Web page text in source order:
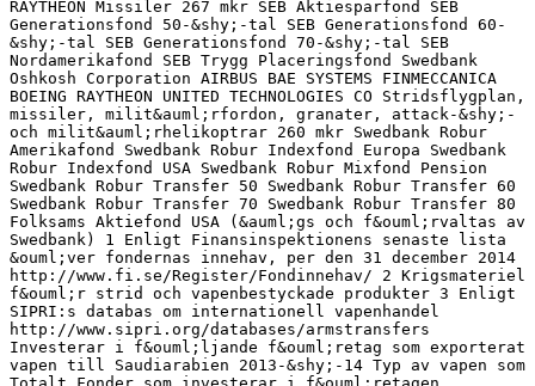
RAYTHEON Missiler 267 mkr SEB Aktiesparfond SEB
Generationsfond 50-&shy;‐tal SEB Generationsfond 60-
&shy;‐tal SEB Generationsfond 70-&shy;‐tal SEB
Nordamerikafond SEB Trygg Placeringsfond Swedbank
Oshkosh Corporation AIRBUS BAE SYSTEMS FINMECCANICA
BOEING RAYTHEON UNITED TECHNOLOGIES CO Stridsflygplan,
missiler, milit&auml;rfordon, granater, attack-&shy;‐
och milit&auml;rhelikoptrar 260 mkr Swedbank Robur
Amerikafond Swedbank Robur Indexfond Europa Swedbank
Robur Indexfond USA Swedbank Robur Mixfond Pension
Swedbank Robur Transfer 50 Swedbank Robur Transfer 60
Swedbank Robur Transfer 70 Swedbank Robur Transfer 80
Folksams Aktiefond USA (&auml;gs och f&ouml;rvaltas av
Swedbank) 1 Enligt Finansinspektionens senaste lista
&ouml;ver fondernas innehav, per den 31 december 2014
http://www.fi.se/Register/Fondinnehav/ 2 Krigsmateriel
f&ouml;r strid och vapenbestyckade produkter 3 Enligt
SIPRI:s databas om internationell vapenhandel
http://www.sipri.org/databases/armstransfers
Investerar i f&ouml;ljande f&ouml;retag som exporterat
vapen till Saudiarabien 2013-&shy;‐14 Typ av vapen som